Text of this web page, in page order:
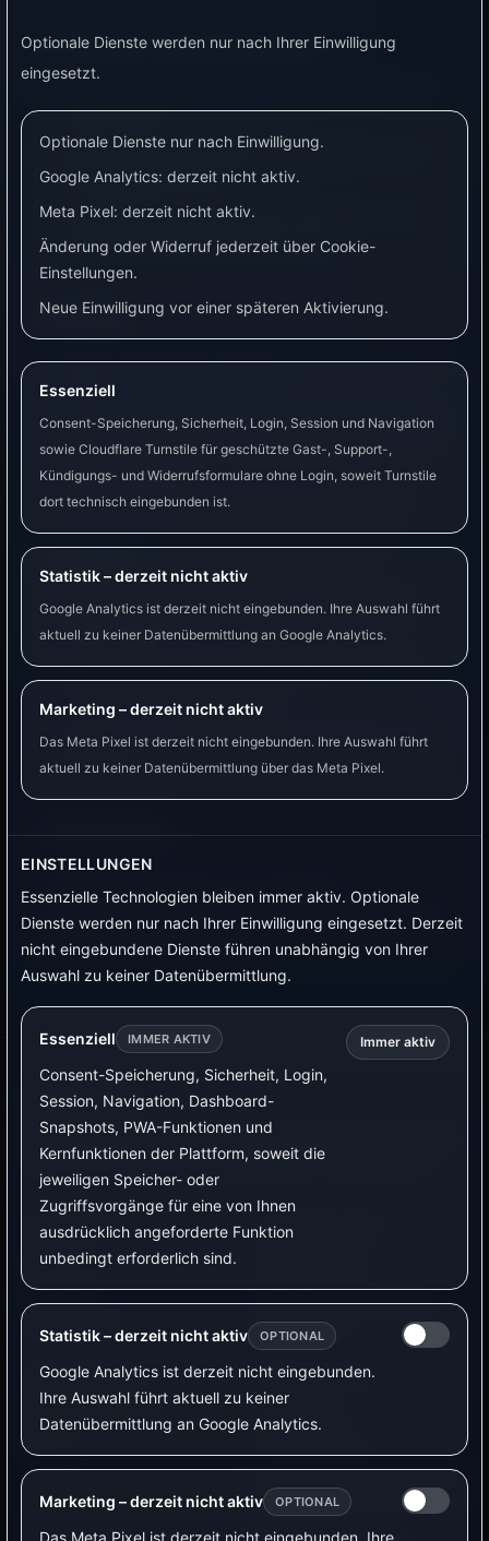
Optionale Dienste werden nur nach Ihrer Einwilligung
eingesetzt.
Optionale Dienste nur nach Einwilligung.
Google Analytics: derzeit nicht aktiv.
Meta Pixel: derzeit nicht aktiv.
Änderung oder Widerruf jederzeit über Cookie-
Einstellungen.
Neue Einwilligung vor einer späteren Aktivierung.
Essenziell
Consent-Speicherung, Sicherheit, Login, Session und Navigation
sowie Cloudflare Turnstile für geschützte Gast-, Support-,
Kündigungs- und Widerrufsformulare ohne Login, soweit Turnstile
dort technisch eingebunden ist.
Statistik – derzeit nicht aktiv
Google Analytics ist derzeit nicht eingebunden. Ihre Auswahl führt
aktuell zu keiner Datenübermittlung an Google Analytics.
Marketing – derzeit nicht aktiv
Das Meta Pixel ist derzeit nicht eingebunden. Ihre Auswahl führt
aktuell zu keiner Datenübermittlung über das Meta Pixel.
EINSTELLUNGEN
Essenzielle Technologien bleiben immer aktiv. Optionale
Dienste werden nur nach Ihrer Einwilligung eingesetzt. Derzeit
nicht eingebundene Dienste führen unabhängig von Ihrer
Auswahl zu keiner Datenübermittlung.
Essenziell IMMER AKTIV
Consent-Speicherung, Sicherheit, Login,
Session, Navigation, Dashboard-
Snapshots, PWA-Funktionen und
Kernfunktionen der Plattform, soweit die
jeweiligen Speicher- oder
Zugriffsvorgänge für eine von Ihnen
ausdrücklich angeforderte Funktion
unbedingt erforderlich sind.
Immer aktiv
Statistik – derzeit nicht aktiv OPTIONAL
Google Analytics ist derzeit nicht eingebunden.
Ihre Auswahl führt aktuell zu keiner
Datenübermittlung an Google Analytics.
Marketing – derzeit nicht aktiv OPTIONAL
Das Meta Pixel ist derzeit nicht eingebunden. Ihre
Typische Anwendungsfälle
Warmwasser oder Pumpe nur bei passenden
Bedingungen starten.
Automationen vorsichtiger einstellen, wenn
schlechtes Wetter erwartet wird.
Vorteile
Keine zusätzliche Hardware am Verbraucher
nötig.
Für grobe Entscheidungen leicht verständlich.
Gute Ergänzung zu PV-Überschuss-
Automationen.
Wetterdaten sind Prognosen und können
falsch liegen.
Für genaue PV-Überschuss-Steuerung ist
Empfehlung
Schaltentscheidungen sollte zusätzlich ein echter
Messwert geprüft werden.
Smart TB Tech
Energieautomatisierung für private Haushalte mit PV, Wallbox
und Smart Home – lokal, nachvollziehbar und erweiterbar.
NAVIGATION
Plattform
Lösungen
Produkte
Verfügbarkeit
SERVICE & APP
Verfügbarkeit & Anfrage
App-Bereich
UNTERNEHMEN
Über Smart TB Tech
Support
RECHTLICHES
Impressum
Datenschutz
Produktdaten &
Datenzugang (EU Data Act)
Entsorgungshinweise
AGB